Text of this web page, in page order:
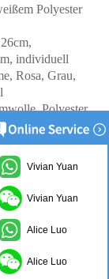
Polyester
individuell
Rosa, Grau,
Polyester,
Logo,
schwarzer
Knopf,
Vivian Yuan
Vivian Yuan
Alice Luo
Alice Luo